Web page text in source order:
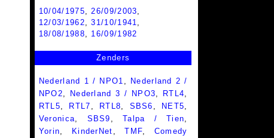
10/04/1975,26/09/2003,
12/03/1962,31/10/1941,
18/08/1988, 16/09/1982
Zenders
Nederland 1 / NPO1
Nederland 2 /
NPO2
Nederland 3 / NPO3 RTL4
RTL5
RTL7 RTL8 SBS6 NET5
Veronica
SBS9 ,Talpa / Tien
Yorin
KinderNet ,TMF
Comedy